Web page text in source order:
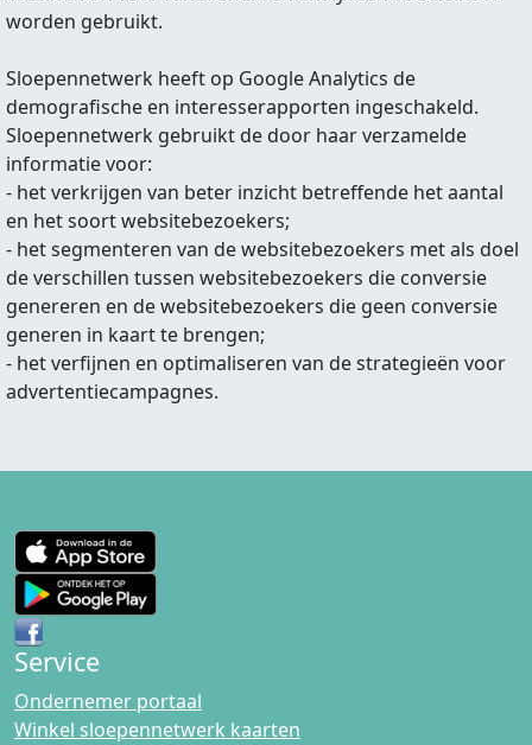
worden gebruikt.
Sloepennetwerk heeft op Google Analytics de
demografische en interesserapporten ingeschakeld.
Sloepennetwerk gebruikt de door haar verzamelde
informatie voor:
- het verkrijgen van beter inzicht betreffende het aantal
en het soort websitebezoekers;
- het segmenteren van de websitebezoekers met als doel
de verschillen tussen websitebezoekers die conversie
genereren en de websitebezoekers die geen conversie
generen in kaart te brengen;
- het verfijnen en optimaliseren van de strategieën voor
advertentiecampagnes.
Service
Ondernemer portaal
Winkel sloepennetwerk kaarten